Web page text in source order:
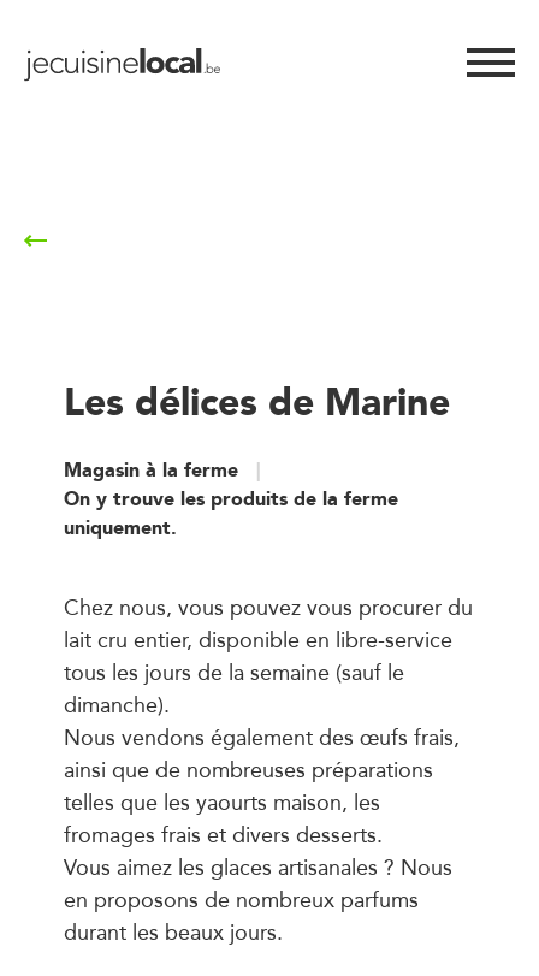
Les délices de Marine
Magasin à la ferme
On y trouve les produits de la ferme
uniquement.
Chez nous, vous pouvez vous procurer du
lait cru entier, disponible en libre-service
tous les jours de la semaine (sauf le
dimanche).
Nous vendons également des œufs frais,
ainsi que de nombreuses préparations
telles que les yaourts maison, les
fromages frais et divers desserts.
Vous aimez les glaces artisanales ? Nous
en proposons de nombreux parfums
durant les beaux jours.